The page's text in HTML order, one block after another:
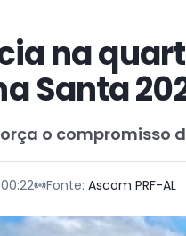
na
Santa
o compromisso
Fonte: Ascom PRF-AL